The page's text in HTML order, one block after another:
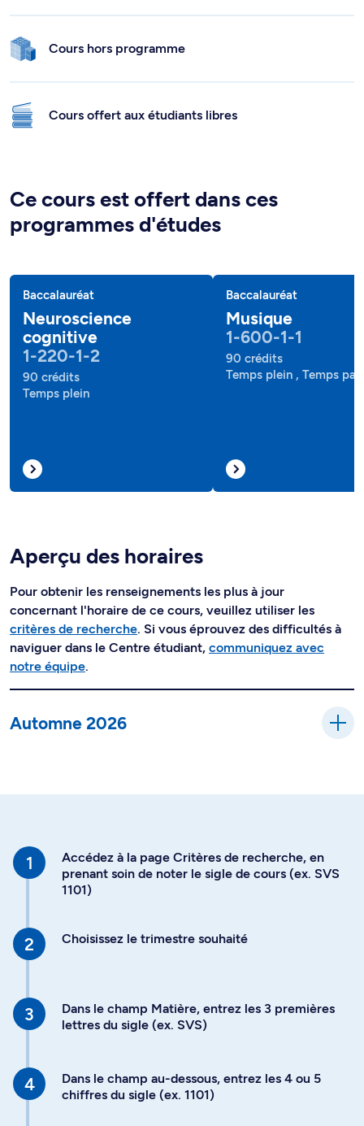
Cours hors programme
Cours offert aux étudiants libres
Ce cours est offert dans ces
programmes d'études
Baccalauréat
Neuroscience
cognitive
1-220-1-2
90 crédits
Temps plein
Baccalauréat
Musique
1-600-1-1
90 crédits
Temps plein , Temps
Aperçu des horaires
Pour obtenir les renseignements les plus à jour
concernant l'horaire de ce cours, veuillez utiliser les
critères de recherche. Si vous éprouvez des difficultés à
naviguer dans le Centre étudiant, communiquez avec
notre équipe.
Automne 2026
Accédez à la page Critères de recherche, en
prenant soin de noter le sigle de cours (ex. SVS
1101)
Choisissez le trimestre souhaité
Dans le champ Matière, entrez les 3 premières
lettres du sigle (ex. SVS)
Dans le champ au-dessous, entrez les 4 ou 5
chiffres du sigle (ex. 1101)